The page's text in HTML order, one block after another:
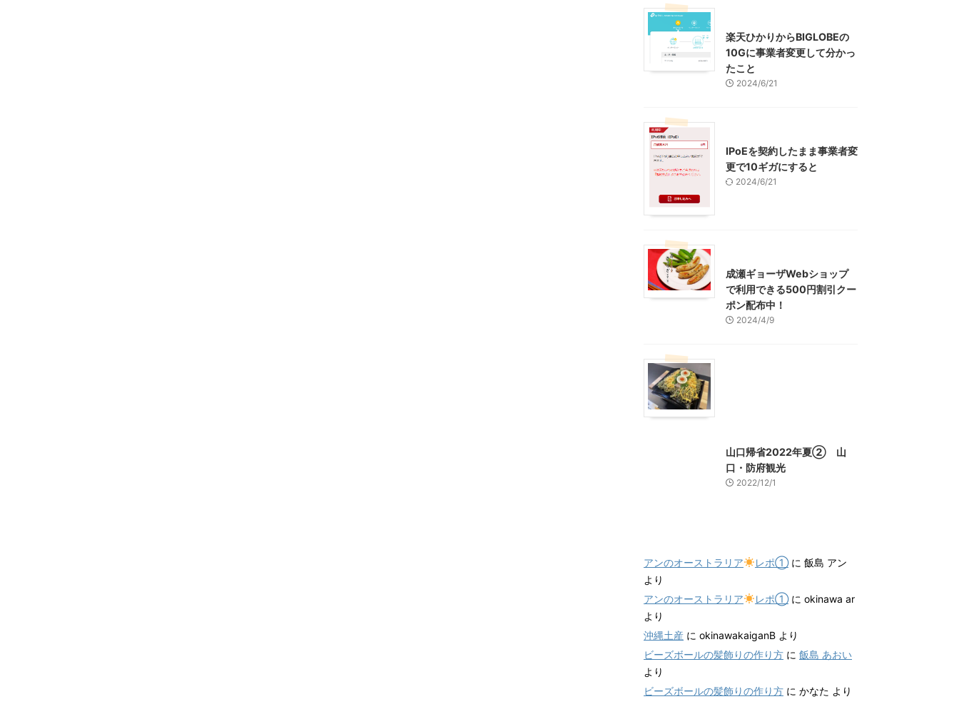
楽天ひかりからBIGLOBEの
10Gに事業者変更して分かっ
たこと
2024/6/21
IPoEを契約したまま事業者変
更で10ギガにすると
2024/6/21
成瀬ギョーザWebショップ
で利用できる500円割引クー
ポン配布中！
2024/4/9
山口帰省2022年夏② 山
口・防府観光
2022/12/1
アンのオーストラリア レポ①に 飯島 アン
より
アンのオーストラリア
レポ①に okinawa ar
より
沖縄土産 に okinawakaiganB より
ビーズボールの髪飾りの作り方 に 飯島 あおい
より
ビーズボールの髪飾りの作り方 に かなた より